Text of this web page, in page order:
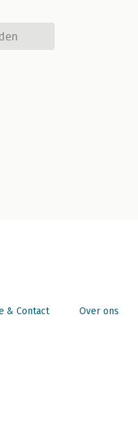
& Contact Over ons